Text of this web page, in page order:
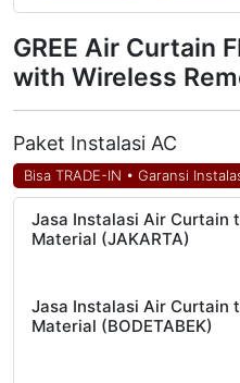
GREE Air Curtain
with Wireless
Paket Instalasi AC
Bisa TRADE-IN • Garansi
Jasa Instalasi Air Curtain
Material (JAKARTA)
Jasa Instalasi Air Curtain
Material (BODETABEK)